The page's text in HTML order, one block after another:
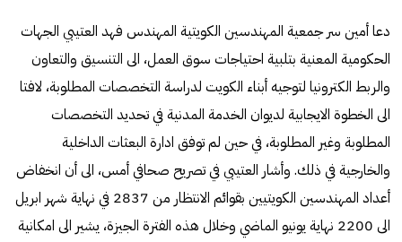
دعا أمين سر جمعية المهندسين الكويتية المهندس فهد العتيبي الجهات
الحكومية المعنية بتلبية احتياجات سوق العمل، الى التنسيق والتعاون
والربط الكترونيا لتوجيه أبناء الكويت لدراسة التخصصات المطلوبة، لافتا
الى الخطوة الايجابية لديوان الخدمة المدنية في تحديد التخصصات
المطلوبة وغير المطلوبة، في حين لم توفق ادارة البعثات الداخلية
والخارجية في ذلك. وأشار العتيبي في تصريح صحافي أمس، الى أن انخفاض
أعداد المهندسين الكويتيين بقوائم الانتظار من 2837 في نهاية شهر ابريل
الى 2200 نهاية يونيو الماضي وخلال هذه الفترة الجيزة، يشير الى امكانية